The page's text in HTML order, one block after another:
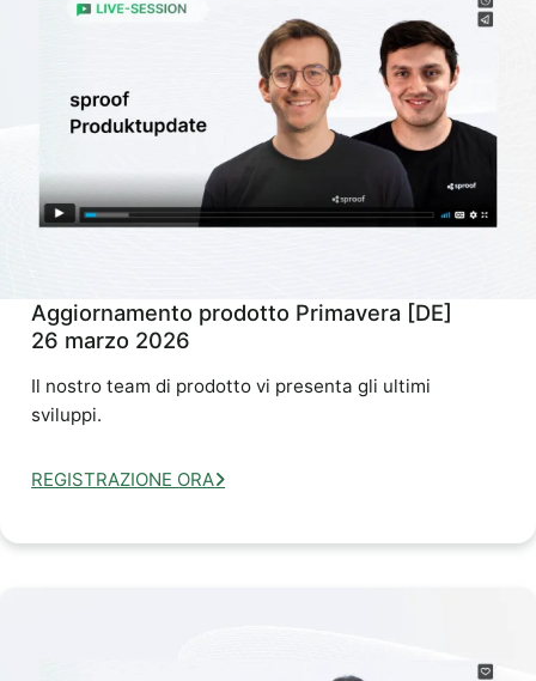
Aggiornamento prodotto Primavera [DE]
26 marzo 2026
Il nostro team di prodotto vi presenta gli ultimi
sviluppi.
REGISTRAZIONE ORA